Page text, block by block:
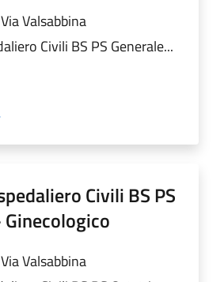
Via Valsabbina
Civili BS PS Generale...
Civili BS PS
Via Valsabbina